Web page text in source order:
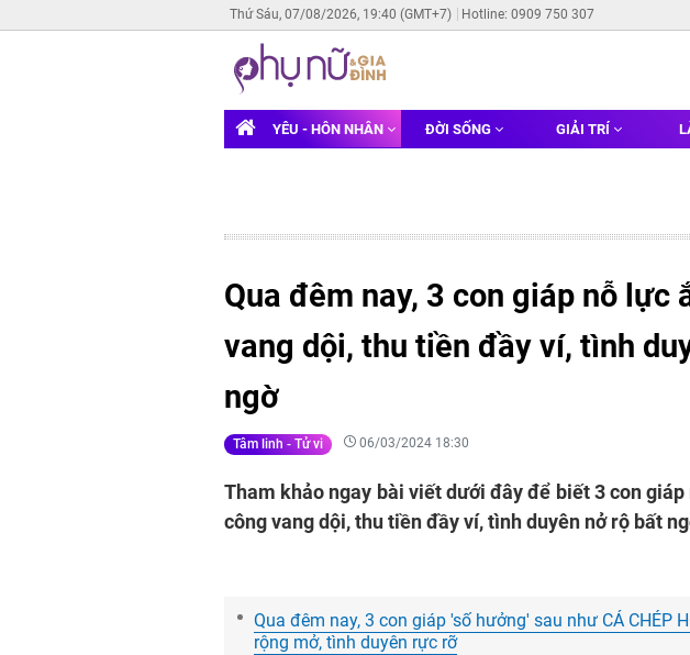
Thứ Sáu, 07/08/2026, 19:40 (GMT+7) Hotline: 0909 750 307
YÊU - HÔN NHÂN ĐỜI SỐNG GIẢI TRÍ
Qua đêm nay, 3 con giáp nỗ lực
vang dội, thu tiền đầy ví, tình
ngờ
Tâm linh - Tử vi 06/03/2024 18:30
Tham khảo ngay bài viết dưới đây để biết 3 con
công vang dội, thu tiền đầy ví, tình duyên nở rộ bất
Qua đêm nay, 3 con giáp 'số hưởng' sau như CÁ CHÉP
rộng mở, tình duyên rực rỡ